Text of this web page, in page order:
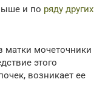
и по ряду других
матки мочеточники
этого
возникает ее